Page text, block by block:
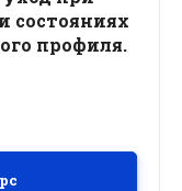
состояниях
профиля.